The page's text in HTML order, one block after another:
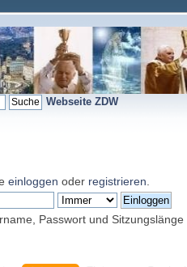
Webseite ZDW
einloggen oder registrieren
Passwort und Sitzungslänge